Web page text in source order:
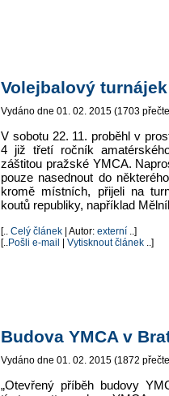
Volejbalový turnájek
Vydáno dne 01. 02. 2015 (1703
V sobotu 22. 11. proběhl v
4 již třetí ročník
záštitou pražské YMCA.
pouze nasednout do
kromě místních, přijeli na
koutů republiky, například
[.. Celý článek | Autor: externí ..]
[..Pošli e-mail Vytisknout článek ..]
Budova YMCA v
Vydáno dne 01. 02. 2015 (1872
„Otevřený příběh budovy